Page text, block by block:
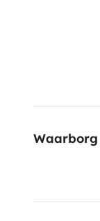
Waarborg